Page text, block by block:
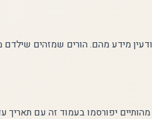
מתחת לגיל 16 ואינו אוסף ביודעין מידע מהם. הורים
יפורסמו בעמוד זה עם תאריך